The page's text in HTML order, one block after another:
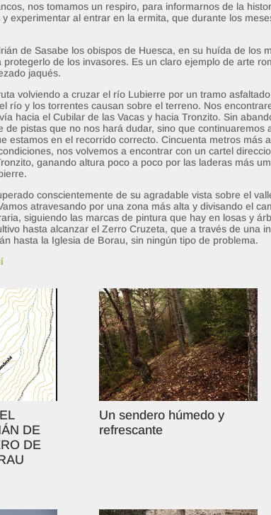
nos tomamos un respiro, para informarnos de la
experimentar al entrar en la ermita, que durante los
de Sasabe los obispos de Huesca, en su huída de los
protegerlo de los invasores. Es un claro ejemplo de arte
jaqués.
volviendo a cruzar el río Lubierre por un tramo
río y los torrentes causan sobre el terreno. Nos
hacia el Cubilar de las Vacas y hacia Tronzito. Sin
de pistas que no nos hará dudar, sino que continuaremos
estamos en el recorrido correcto. Cincuenta metros más
nos volvemos a encontrar con un cartel
ganando altura poco a poco por las laderas más
conscientemente de su agradable vista sobre el
atravesando por una zona más alta y divisando el
siguiendo las marcas de pintura que hay en losas y
hasta alcanzar el Zerro Cruzeta, que a través de una
hasta la Iglesia de Borau, sin ningún tipo de problema.
DE
DE
Un sendero húmedo y
refrescante